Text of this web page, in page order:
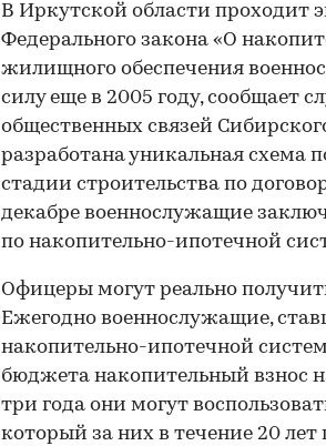
В Иркутской области проходит
Федерального закона «О
жилищного обеспечения
силу еще в 2005 году, сообщает
общественных связей
разработана уникальная схема
стадии строительства по
декабре военнослужащие
по накопительно-ипотечной
Офицеры могут реально
Ежегодно военнослужащие,
накопительно-ипотечной
бюджета накопительный взнос
три года они могут
который за них в течение 20 лет